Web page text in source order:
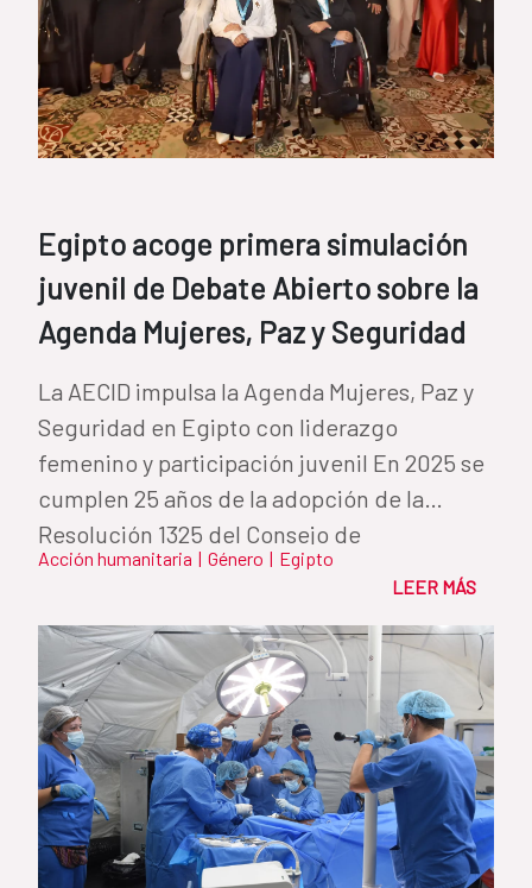
Egipto acoge primera simulación
juvenil de Debate Abierto sobre la
Agenda Mujeres, Paz y Seguridad
La AECID impulsa la Agenda Mujeres, Paz y
Seguridad en Egipto con liderazgo
femenino y participación juvenil En 2025 se
cumplen 25 años de la adopción de la
Resolución 1325 del Consejo de
Seguridad...
Acción humanitaria | Género | Egipto
LEER MÁS